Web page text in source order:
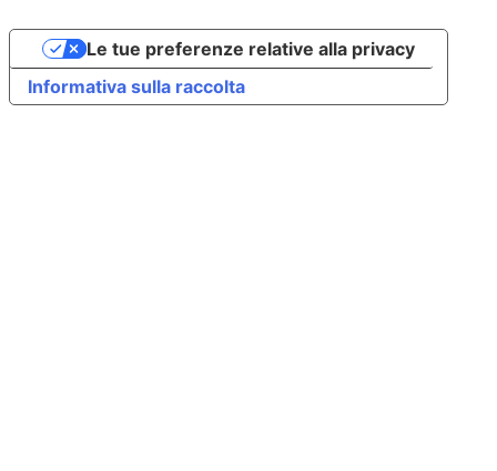
Informativa sulla raccolta
Le tue preferenze relative alla privacy